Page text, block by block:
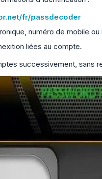
fr/passdecoder
numéro de mobile ou
liées au compte.
successivement, sans